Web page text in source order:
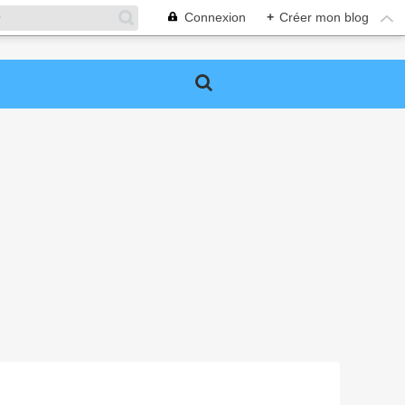
Connexion + Créer mon blog